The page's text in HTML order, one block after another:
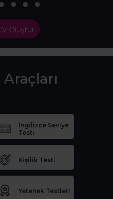
Oluştur
Araçları
İngilizce Seviye
Testi
Kişilik Testi
Yetenek Testleri